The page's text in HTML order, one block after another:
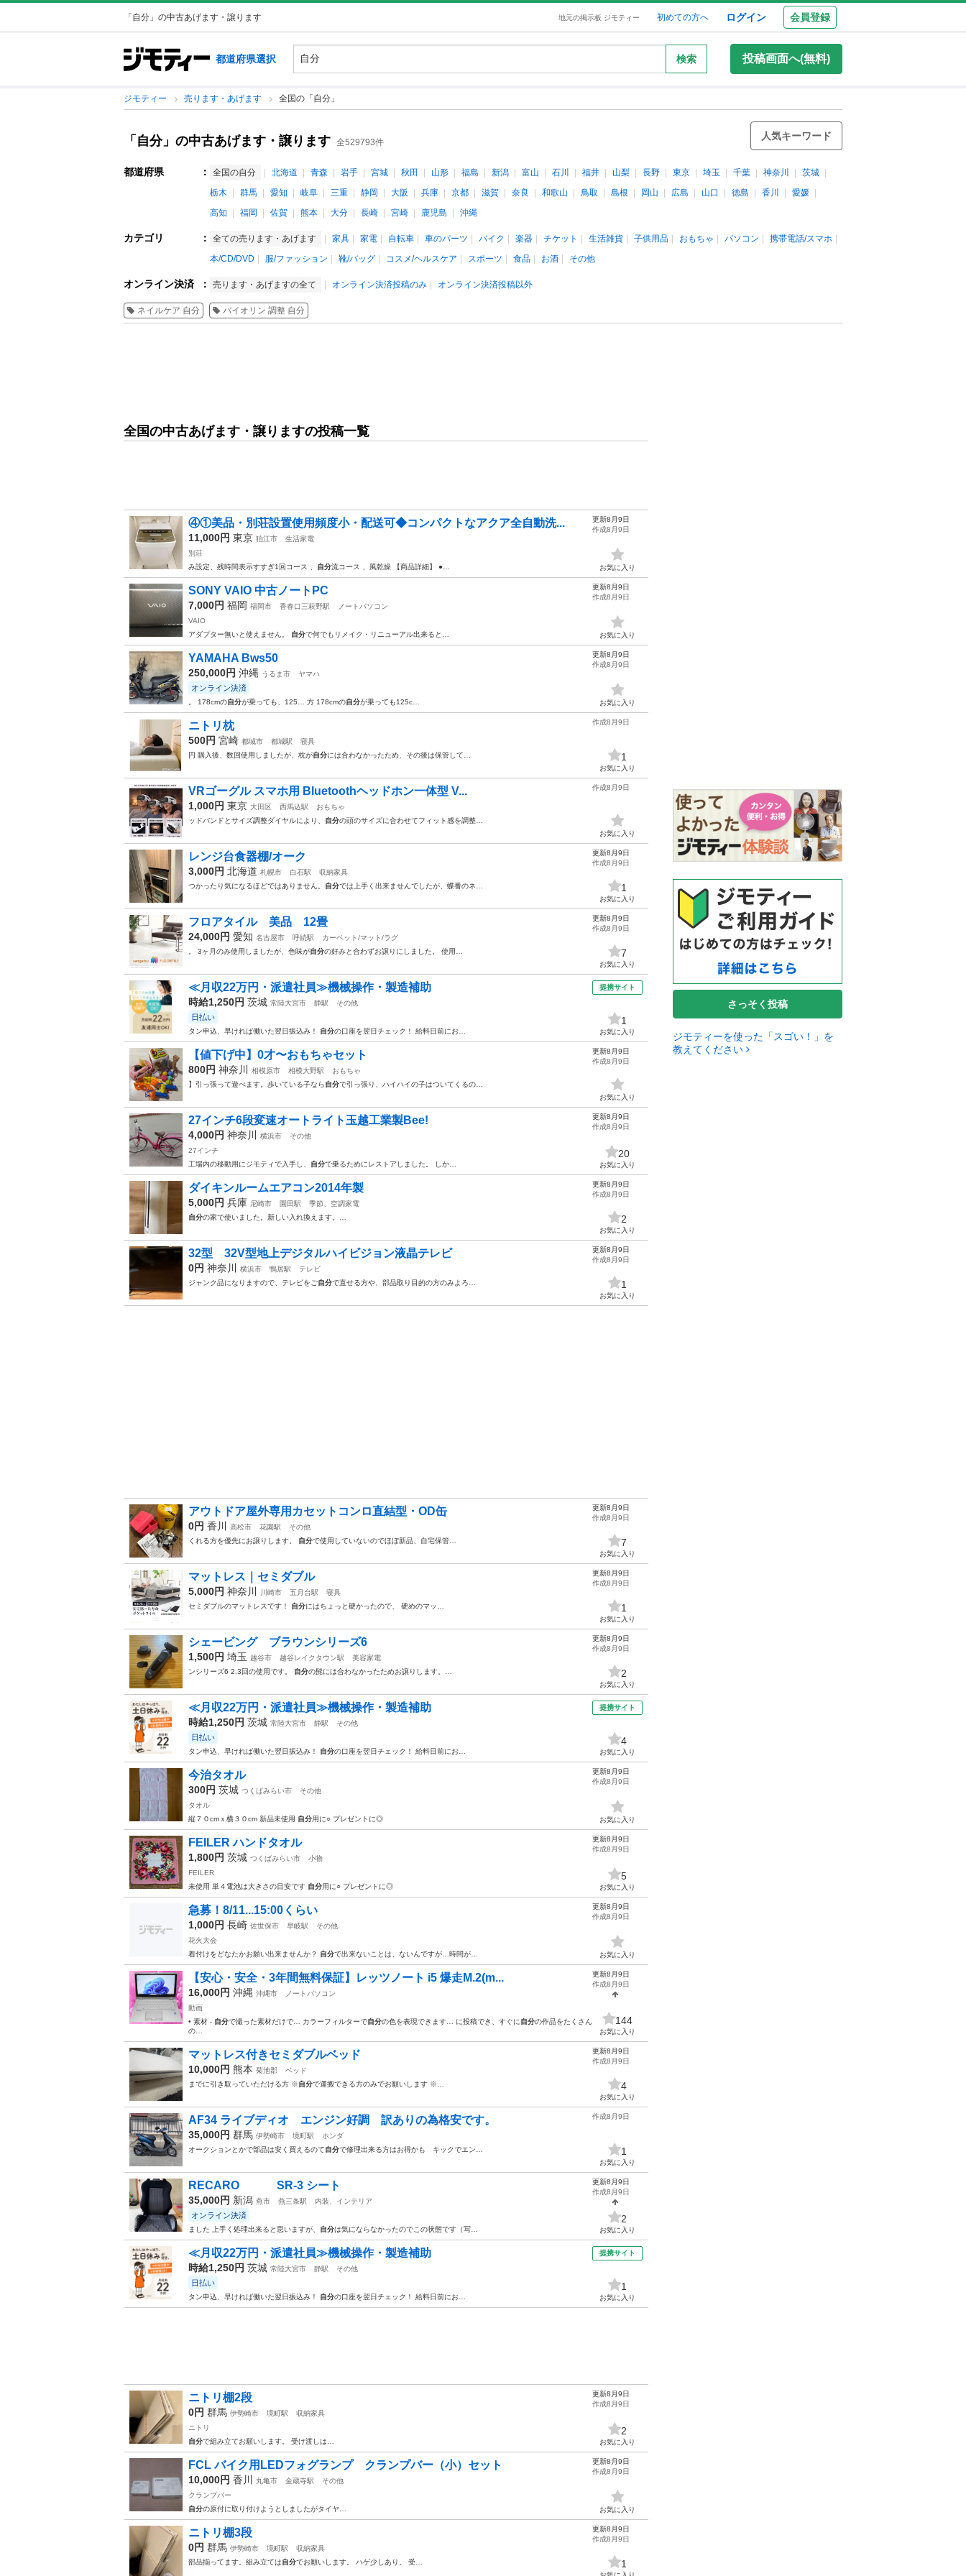
「自分」の中古あげます・譲ります 地元の掲示板 ジモティー 初めての方へ ログイン 会員登録
都道府県選択 検索 投稿画面へ(無料)
ジモティー 売ります・あげます 全国の「自分」
「自分」の中古あげます・譲ります 全529793件
人気キーワード
都道府県 ： 全国の自分 北海道 青森 岩手 宮城 秋田 山形 福島 新潟 富山 石川 福井 山梨 長野 東京 埼玉 千葉 神奈川
茨城
栃木
群馬 愛知 岐阜 三重 静岡 大阪 兵庫 京都 滋賀 奈良 和歌山 鳥取 島根 岡山 広島 山口 徳島 香川
愛媛
高知
福岡 佐賀 熊本 大分 長崎 宮崎 鹿児島 沖縄
カテゴリ ： 全ての売ります・あげます 家具 家電 自転車 車のパーツ バイク 楽器 チケット 生活雑貨 子供用品 おもちゃ パソコン
携帯電話/スマホ
本/CD/DVD
服/ファッション 靴/バッグ コスメ/ヘルスケア スポーツ 食品 お酒 その他
オンライン決済 ： 売ります・あげますの全て オンライン決済投稿のみ オンライン決済投稿以外
ネイルケア 自分 バイオリン 調整 自分
全国の中古あげます・譲りますの投稿一覧
④①美品・別荘設置使用頻度小・配送可◆コンパクトなアクア全自動洗...
11,000円 東京 狛江市
生活家電
別荘
み設定、残時間表示すすぎ1回コース 、 自分流コース 、風乾燥 【商品詳細】 ●…
更新8月9日
作成8月9日
お気に入り
SONY VAIO 中古ノートPC
7,000円 福岡 福岡市 香春口三萩野駅
ノートパソコン
VAIO
アダプター無いと使えません。 自分で何でもリメイク・リニューアル出来ると…
更新8月9日
作成8月9日
お気に入り
YAMAHA Bws50
250,000円 沖縄 うるま市 ヤマハ
オンライン決済
。 178cmの自分が乗っても、125… 方 178cmの自分が乗っても125c…
更新8月9日
作成8月9日
お気に入り
ニトリ枕
500円 宮崎 都城市 都城駅
寝具
円 購入後、数回使用しましたが、枕が自分には合わなかったため、その後は保管して…
作成8月9日
1
お気に入り
VRゴーグル スマホ用 Bluetoothヘッドホン一体型 V...
1,000円 東京 大田区 西馬込駅
おもちゃ
ッドバンドとサイズ調整ダイヤルにより、 自分の頭のサイズに合わせてフィット感を調整…
作成8月9日
お気に入り
レンジ台食器棚/オーク
3,000円 北海道 札幌市 白石駅
収納家具
つかったり気になるほどではありません。 自分では上手く出来ませんでしたが、蝶番のネ…
更新8月9日
作成8月9日
1
お気に入り
フロアタイル 美品 12畳
24,000円 愛知 名古屋市 呼続駅
カーペット/マット/ラグ
。 3ヶ月のみ使用しましたが、色味が自分の好みと合わずお譲りにしました。 使用…
更新8月9日
作成8月9日
7
お気に入り
≪月収22万円・派遣社員≫機械操作・製造補助
時給1,250円 茨城 常陸大宮市 静駅 その他
日払い
タン申込、早ければ働いた翌日振込み！ 自分の口座を翌日チェック！ 給料日前にお…
提携サイト
1
お気に入り
【値下げ中】0才〜おもちゃセット
800円 神奈川 相模原市 相模大野駅
おもちゃ
】引っ張って遊べます。歩いている子なら自分で引っ張り、ハイハイの子はついてくるの…
更新8月9日
作成8月9日
お気に入り
27インチ6段変速オートライト玉越工業製Bee!
4,000円 神奈川 横浜市
その他
27インチ
工場内の移動用にジモティで入手し、 自分で乗るためにレストアしました。 しか…
更新8月9日
作成8月9日
20
お気に入り
ダイキンルームエアコン2014年製
5,000円 兵庫 尼崎市 園田駅
季節、空調家電
自分の家で使いました。新しい入れ換えます。…
更新8月9日
作成8月9日
2
お気に入り
32型 32V型地上デジタルハイビジョン液晶テレビ
0円 神奈川 横浜市 鴨居駅
テレビ
ジャンク品になりますので、テレビをご自分で直せる方や、部品取り目的の方のみよろ…
更新8月9日
作成8月9日
1
お気に入り
アウトドア屋外専用カセットコンロ直結型・OD缶
0円 香川 高松市 花園駅
その他
くれる方を優先にお譲りします。 自分で使用していないのでほぼ新品、自宅保管…
更新8月9日
作成8月9日
7
お気に入り
マットレス｜セミダブル
5,000円 神奈川 川崎市 五月台駅
寝具
セミダブルのマットレスです！ 自分にはちょっと硬かったので、 硬めのマッ…
更新8月9日
作成8月9日
1
お気に入り
シェービング ブラウンシリーズ6
1,500円 埼玉 越谷市 越谷レイクタウン駅
美容家電
ンシリーズ6 2.3回の使用です。 自分の髭には合わなかったためお譲りします。…
更新8月9日
作成8月9日
2
お気に入り
≪月収22万円・派遣社員≫機械操作・製造補助
時給1,250円 茨城 常陸大宮市 静駅 その他
日払い
タン申込、早ければ働いた翌日振込み！ 自分の口座を翌日チェック！ 給料日前にお…
提携サイト
4
お気に入り
今治タオル
300円 茨城 つくばみらい市
その他
タオル
縦７０cmｘ横３０cm 新品未使用 自分用に○ プレゼントに◎
更新8月9日
作成8月9日
お気に入り
FEILER ハンドタオル
1,800円 茨城 つくばみらい市
小物
FEILER
未使用 単４電池は大きさの目安です 自分用に○ プレゼントに◎
更新8月9日
作成8月9日
5
お気に入り
急募！8/11...15:00くらい
1,000円 長崎 佐世保市 早岐駅
その他
花火大会
着付けをどなたかお願い出来ませんか？ 自分で出来ないことは、ないんですが…時間が…
更新8月9日
作成8月9日
お気に入り
【安心・安全・3年間無料保証】レッツノート i5 爆走M.2(m...
16,000円 沖縄 沖縄市
ノートパソコン
動画
• 素材 - 自分で撮った素材だけで… カラーフィルターで自分の色を表現できます… に投稿でき、すぐに自分の作品をたくさん
の…
更新8月9日
作成8月9日
144
お気に入り
マットレス付きセミダブルベッド
10,000円 熊本 菊池郡
ベッド
までに引き取っていただける方 ※自分で運搬できる方のみでお願いします ※…
更新8月9日
作成8月9日
4
お気に入り
AF34 ライブディオ エンジン好調 訳ありの為格安です。
35,000円 群馬 伊勢崎市 境町駅
ホンダ
オークションとかで部品は安く買えるのて自分で修理出来る方はお得かも キックでエン…
作成8月9日
1
お気に入り
RECARO SR-3 シート
35,000円 新潟 燕市 燕三条駅 内装、インテリア
オンライン決済
ました 上手く処理出来ると思いますが、 自分は気にならなかったのでこの状態です（写…
更新8月9日
作成8月9日
2
お気に入り
≪月収22万円・派遣社員≫機械操作・製造補助
時給1,250円 茨城 常陸大宮市 静駅 その他
日払い
タン申込、早ければ働いた翌日振込み！ 自分の口座を翌日チェック！ 給料日前にお…
提携サイト
1
お気に入り
ニトリ棚2段
0円 群馬 伊勢崎市 境町駅
収納家具
ニトリ
自分で組み立てお願いします。 受け渡しは…
更新8月9日
作成8月9日
2
お気に入り
FCL バイク用LEDフォグランプ クランプバー（小）セット
10,000円 香川 丸亀市 金蔵寺駅
その他
クランプバー
自分の原付に取り付けようとしましたがタイヤ…
更新8月9日
作成8月9日
お気に入り
ニトリ棚3段
0円 群馬 伊勢崎市 境町駅
収納家具
部品揃ってます。組み立ては自分でお願いします。 ハゲ少しあり。 受…
更新8月9日
作成8月9日
1
さっそく投稿
ジモティーを使った「スゴい！」を
教えてください